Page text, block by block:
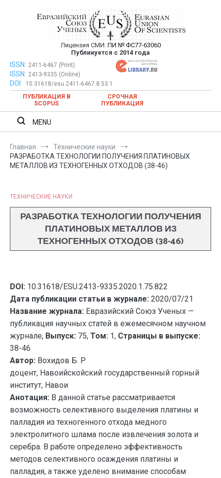
Евразийский Союз Ученых —
публикация научных статей в
ежемесячном научном журнале
Лицензия СМИ: ПИ № ФС77-63060
Публикуется с 2014 года
Евразийский Союз Ученых — публикация научных статей в
ежемесячном научном журнале
ISSN: 2411-6467 (Print)
ISSN: 2413-9335 (Online)
DOI:
10.31618/esu.2411-6467.8.53.1
ПУБЛИКАЦИЯ В
SCOPUS
СРОЧНАЯ
ПУБЛИКАЦИЯ
MENU
Главная
Технические науки
РАЗРАБОТКА ТЕХНОЛОГИИ ПОЛУЧЕНИЯ ПЛАТИНОВЫХ
МЕТАЛЛОВ ИЗ ТЕХНОГЕННЫХ ОТХОДОВ (38-46)
ТЕХНИЧЕСКИЕ НАУКИ
РАЗРАБОТКА ТЕХНОЛОГИИ ПОЛУЧЕНИЯ
ПЛАТИНОВЫХ МЕТАЛЛОВ ИЗ
ТЕХНОГЕННЫХ ОТХОДОВ (38-46)
DOI: 10.31618/ESU.2413-9335.2020.1.75.822
Дата публикации статьи в журнале: 2020/07/21
Название журнала: Евразийский Союз Ученых —
публикация научных статей в ежемесячном научном
журнале, Выпуск: 75, Том: 1, Страницы в выпуске:
38-46
Автор: Вохидов Б. Р
доцент, Навоийскойский государственный горный
институт, Навои
Анотация: В данной статье рассматривается
возможность селективного выделения платины и
палладия из техногенного отхода медного
электролитного шлама после извлечения золота и
серебра. В работе определено эффективность
методов селективного осаждения платины и
палладия, а также уделено внимание способам